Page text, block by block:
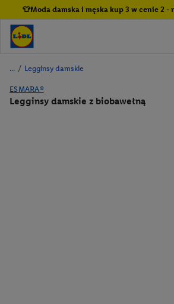
👕Moda damska i męska kup 3 w cenie 2 -
/ Legginsy damskie
ESMARA®
Legginsy damskie z biobawełną